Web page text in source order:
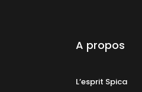
A propos
L’esprit Spica